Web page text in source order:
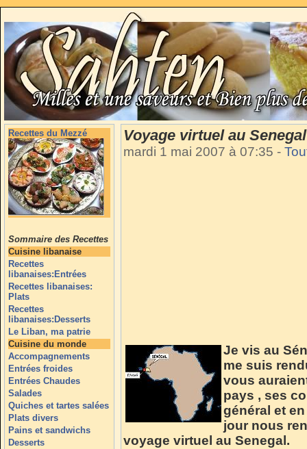
Recettes du Mezzé
Sommaire des Recettes
Cuisine libanaise
Recettes
libanaises:Entrées
Recettes libanaises:
Plats
Recettes
libanaises:Desserts
Le Liban, ma patrie
Cuisine du monde
Accompagnements
Entrées froides
Entrées Chaudes
Salades
Quiches et tartes salées
Plats divers
Pains et sandwichs
Desserts
Voyage virtuel au Senegal
mardi 1 mai 2007 à 07:35 -
Je vis au
me suis
vous
pays , ses
général et
jour nous
voyage virtuel au Senegal.